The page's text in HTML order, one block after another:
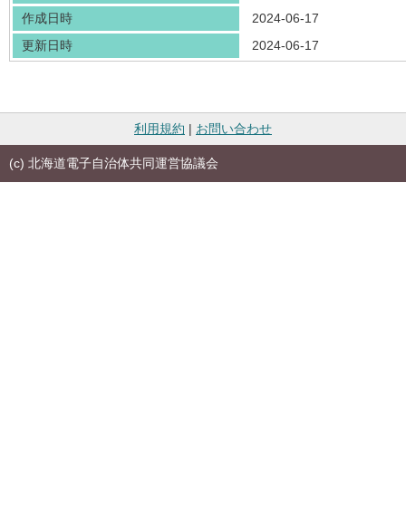
作成日時
2024-06-17
更新日時
2024-06-17
利用規約 | お問い合わせ
(c) 北海道電子自治体共同運営協議会